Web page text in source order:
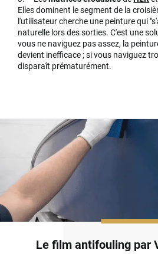
Elles dominent le segment de la
l'utilisateur cherche une peinture qui
naturelle lors des sorties. C'est une
vous ne naviguez pas assez, la
devient inefficace ; si vous naviguez
disparaît prématurément.
Le film antifouling par